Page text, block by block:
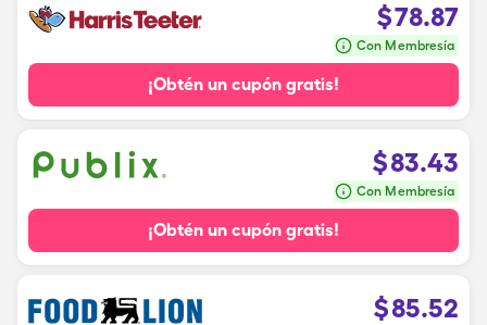
$78.87
Con Membresía
¡Obtén un cupón gratis!
$83.43
Con Membresía
¡Obtén un cupón gratis!
$85.52